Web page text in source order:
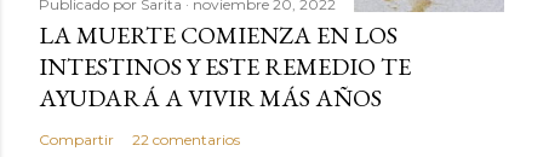
Publicado por Sarita noviembre 20, 2022
LA MUERTE COMIENZA EN LOS
INTESTINOS Y ESTE REMEDIO TE
AYUDARÁ A VIVIR MÁS AÑOS
Compartir 22 comentarios